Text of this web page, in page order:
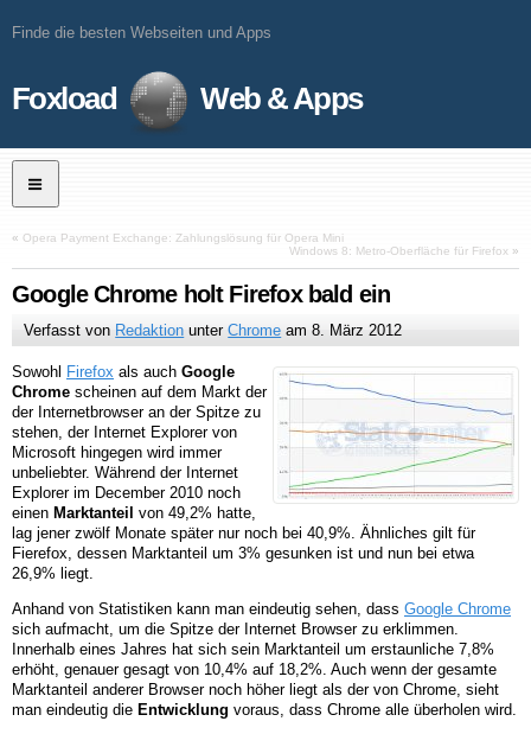
Finde die besten Webseiten und Apps
Foxload Web & Apps
« Opera Payment Exchange: Zahlungslösung für Opera Mini
Windows 8: Metro-Oberfläche für Firefox »
Google Chrome holt Firefox bald ein
Verfasst von Redaktion unterChrome am8. März 2012
Sowohl Firefox als auch Google
Chrome scheinen auf dem Markt der
der Internetbrowser an der Spitze zu
stehen, der Internet Explorer von
Microsoft hingegen wird immer
unbeliebter. Während der Internet
Explorer im December 2010 noch
einen Marktanteil von 49,2% hatte,
lag jener zwölf Monate später nur noch bei 40,9%. Ähnliches gilt für
Fierefox, dessen Marktanteil um 3% gesunken ist und nun bei etwa
26,9% liegt.
Anhand von Statistiken kann man eindeutig sehen, dass Google Chrome
sich aufmacht, um die Spitze der Internet Browser zu erklimmen.
Innerhalb eines Jahres hat sich sein Marktanteil um erstaunliche 7,8%
erhöht, genauer gesagt von 10,4% auf 18,2%. Auch wenn der gesamte
Marktanteil anderer Browser noch höher liegt als der von Chrome, sieht
man eindeutig die Entwicklung voraus, dass Chrome alle überholen wird.